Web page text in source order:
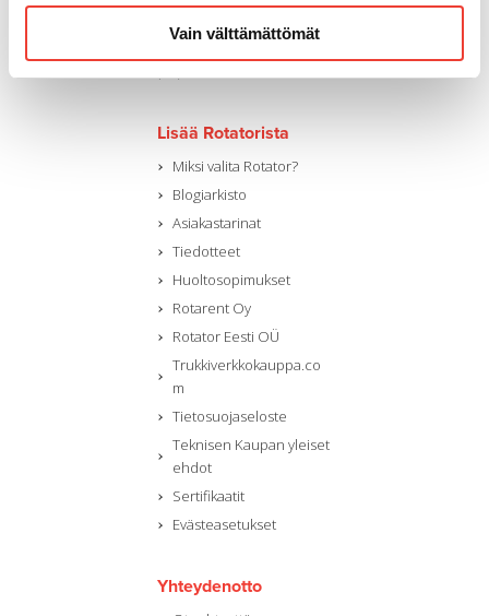
Vain välttämättömät
Laskutus
Lisää Rotatorista
Miksi valita Rotator?
Blogiarkisto
Asiakastarinat
Tiedotteet
Huoltosopimukset
Rotarent Oy
Rotator Eesti OÜ
Trukkiverkkokauppa.co
m
Tietosuojaseloste
Teknisen Kaupan yleiset
ehdot
Sertifikaatit
Evästeasetukset
Yhteydenotto